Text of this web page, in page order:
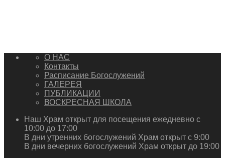
О НАС
Контакты
Расписание Богослужений
ГАЛЕРЕЯ
ПУБЛИКАЦИИ
ВОСКРЕСНАЯ ШКОЛА
Наш Храм открыт для посещения ежедневно с
10:00 до 17:00
В дни утренних богослужений Храм открыт с 9:00
В дни вечерних богослужений Храм открыт до 19:00